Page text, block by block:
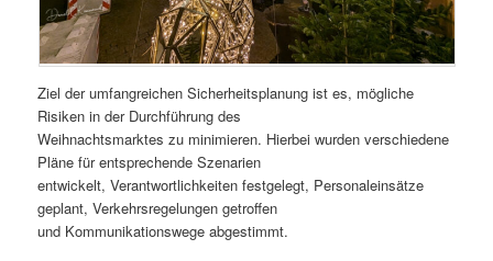
Ziel der umfangreichen Sicherheitsplanung ist es, mögliche
Risiken in der Durchführung des
Weihnachtsmarktes zu minimieren. Hierbei wurden verschiedene
Pläne für entsprechende Szenarien
entwickelt, Verantwortlichkeiten festgelegt, Personaleinsätze
geplant, Verkehrsregelungen getroffen
und Kommunikationswege abgestimmt.